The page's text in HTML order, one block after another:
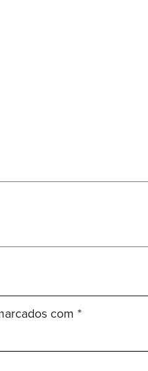
com *